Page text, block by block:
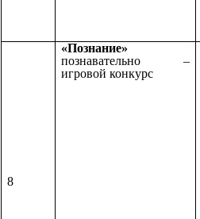
8
«Познание»
познавательно –
игровой конкурс